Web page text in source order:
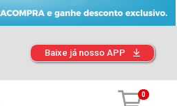
Baixe já nosso APP
0